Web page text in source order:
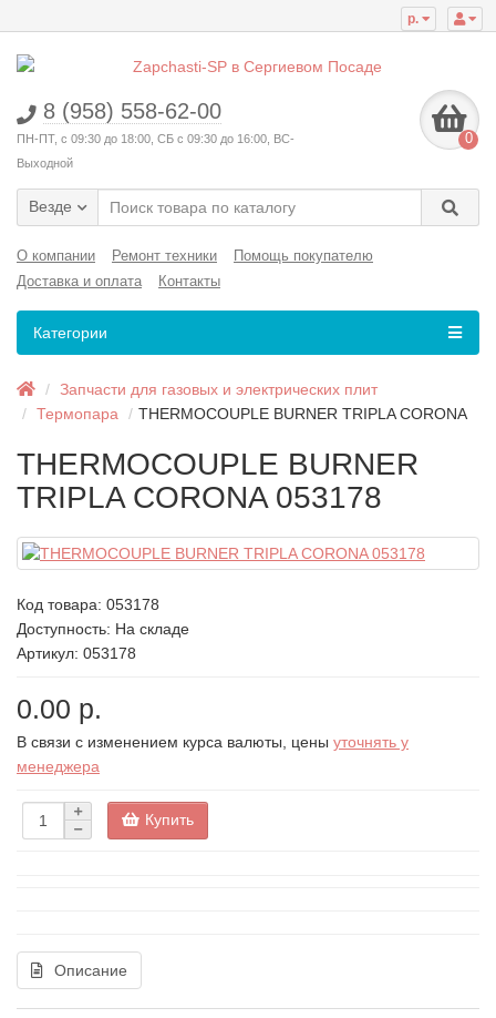
р.
8 (958) 558-62-00
ПН-ПТ, с 09:30 до 18:00, СБ с 09:30 до 16:00, ВС-
Выходной
0
Везде
О компании Ремонт техники
Помощь покупателю
Доставка и оплата
Контакты
Категории
Запчасти для газовых и электрических плит
Термопара
THERMOCOUPLE BURNER TRIPLA CORONA
THERMOCOUPLE BURNER
TRIPLA CORONA 053178
Код товара: 053178
Доступность: На складе
Артикул: 053178
0.00 р.
В связи с изменением курса валюты, цены уточнять у
менеджера
Купить
Описание